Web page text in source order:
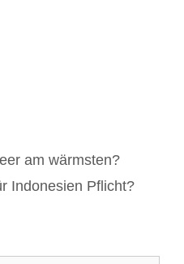
am wärmsten?
Indonesien Pflicht?